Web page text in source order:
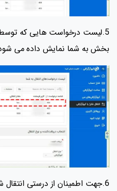
5.لیست درخواست هایی که
بخش به شما نمایش داده می
6.جهت اطمینان از درستی انتقال